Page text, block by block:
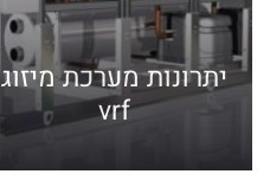
יתרונות מערכת מיזוג
vrf